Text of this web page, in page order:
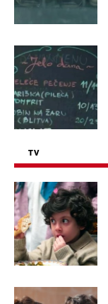
TV